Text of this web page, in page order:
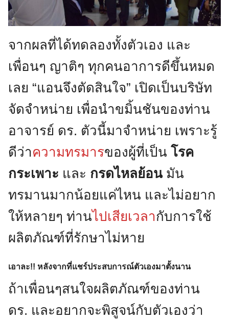
จากผลที่ได้ทดลองทั้งตัวเอง และ
เพื่อนๆ ญาติๆ ทุกคนอาการดีขึ้นหมด
เลย “แอนจึงตัดสินใจ” เปิดเป็นบริษัท
จัดจำหน่าย เพื่อนำขมิ้นชันของท่าน
อาจารย์ ดร. ตัวนี้มาจำหน่าย เพราะรู้
ดีว่าความทรมารของผู้ที่เป็น โรค
กระเพาะ และ กรดไหลย้อนมัน
ทรมานมากน้อยแค่ไหน และไม่อยาก
ให้หลายๆ ท่านไปเสียเวลากับการใช้
ผลิตภัณฑ์ที่รักษาไม่หาย
เอาละ!! หลังจากที่แชร์ประสบการณ์ตัวเองมาตั้งนาน
ถ้าเพื่อนๆสนใจผลิตภัณฑ์ของท่าน
ดร. และอยากจะพิสูจน์กับตัวเองว่า